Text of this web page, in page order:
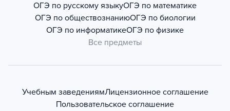
ОГЭ по русскому языкуОГЭ по математике
ОГЭ по обществознаниюОГЭ по биологии
ОГЭ по информатикеОГЭ по физике
Все предметы
Учебным заведениямЛицензионное соглашение
Пользовательское соглашение